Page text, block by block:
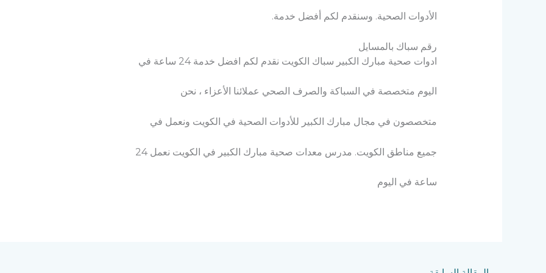
الأدوات الصحية. وسنقدم لكم أفضل خدمة.
رقم سباك بالمسايل
ادوات صحية مبارك الكبير سباك الكويت نقدم لكم افضل خدمة 24 ساعة في
اليوم متخصصة في السباكة والصرف الصحي عملائنا الأعزاء ، نحن
متخصصون في مجال مبارك الكبير للأدوات الصحية في الكويت ونعمل في
جميع مناطق الكويت. مدرس معدات صحية مبارك الكبير في الكويت نعمل 24
ساعة في اليوم